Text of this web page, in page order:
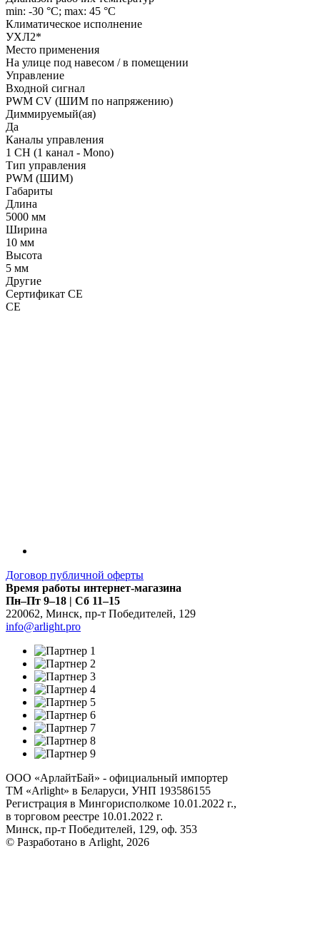
min: -30 °C; max: 45 °C
Климатическое исполнение
УХЛ2*
Место применения
На улице под навесом / в помещении
Управление
Входной сигнал
PWM СV (ШИМ по напряжению)
Диммируемый(ая)
Да
Каналы управления
1 CH (1 канал - Mono)
Тип управления
PWM (ШИМ)
Габариты
Длина
5000 мм
Ширина
10 мм
Высота
5 мм
Другие
Сертификат CE
CE
Договор публичной оферты
Время работы интернет-магазина
Пн–Пт 9–18 | Сб 11–15
220062, Минск, пр-т Победителей, 129
info@arlight.pro
ООО «АрлайтБай» - официальный импортер
ТМ «Arlight» в Беларуси, УНП 193586155
Регистрация в Мингорисполкоме 10.01.2022 г.,
в торговом реестре 10.01.2022 г.
Минск, пр-т Победителей, 129, оф. 353
© Разработано в Arlight, 2026